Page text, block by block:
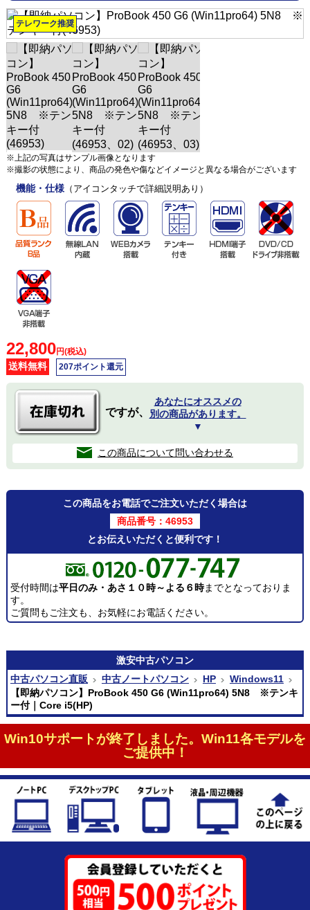
テレワーク推奨
※上記の写真はサンプル画像となります
※撮影の状態により、商品の発色や傷などイメージと異なる場合がございます
機能・仕様（アイコンタッチで詳細説明あり）
22,800円(税込)
送料無料 207ポイント還元
ですが、
あなたにオススメの
別の商品があります。
▼
この商品について問い合わせる
この商品をお電話でご注文いただく場合は
商品番号：46953
とお伝えいただくと便利です！
受付時間は平日のみ・あさ１０時～よる６時までとなっておりま
す。
ご質問もご注文も、お気軽にお電話ください。
激安中古パソコン
中古パソコン直販
中古ノートパソコン HP
Windows11
【即納パソコン】ProBook 450 G6 (Win11pro64) 5N8 ※テンキ
ー付｜Core i5(HP)
Win10サポートが終了しました。Win11各モデルを
ご提供中！